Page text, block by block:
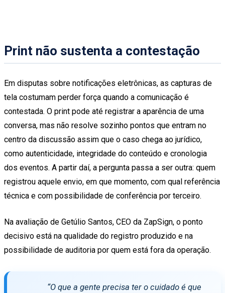
Print não sustenta a contestação
Em disputas sobre notificações eletrônicas, as capturas de
tela costumam perder força quando a comunicação é
contestada. O print pode até registrar a aparência de uma
conversa, mas não resolve sozinho pontos que entram no
centro da discussão assim que o caso chega ao jurídico,
como autenticidade, integridade do conteúdo e cronologia
dos eventos. A partir daí, a pergunta passa a ser outra: quem
registrou aquele envio, em que momento, com qual referência
técnica e com possibilidade de conferência por terceiro.
Na avaliação de Getúlio Santos, CEO da ZapSign, o ponto
decisivo está na qualidade do registro produzido e na
possibilidade de auditoria por quem está fora da operação.
“O que a gente precisa ter o cuidado é que